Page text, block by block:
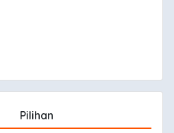
Pilihan